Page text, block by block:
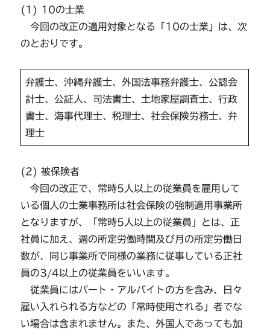
(1) 10の士業
今回の改正の適用対象となる「10の士業」は、次
のとおりです。
弁護士、沖縄弁護士、外国法事務弁護士、公認会
計士、公証人、司法書士、土地家屋調査士、⾏政
書⼠、海事代理⼠、税理⼠、社会保険労務士、弁
理⼠
(2) 被保険者
今回の改正で、常時5人以上の従業員を雇用して
いる個人の士業事務所は社会保険の強制適用事業所
となりますが、「常時5人以上の従業員」とは、正
社員に加え、週の所定労働時間及び月の所定労働日
数が、同じ事業所で同様の業務に従事している正社
員の3/4以上の従業員をいいます。
従業員にはパート・アルバイトの方を含み、日々
雇い入れられる方などの「常時使用される」者でな
い場合は含まれません。また、外国人であっても加